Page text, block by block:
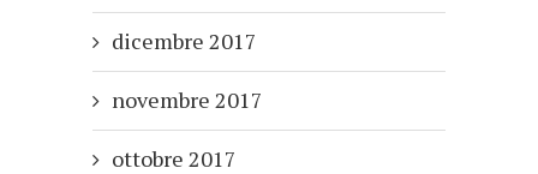
dicembre 2017
novembre 2017
ottobre 2017